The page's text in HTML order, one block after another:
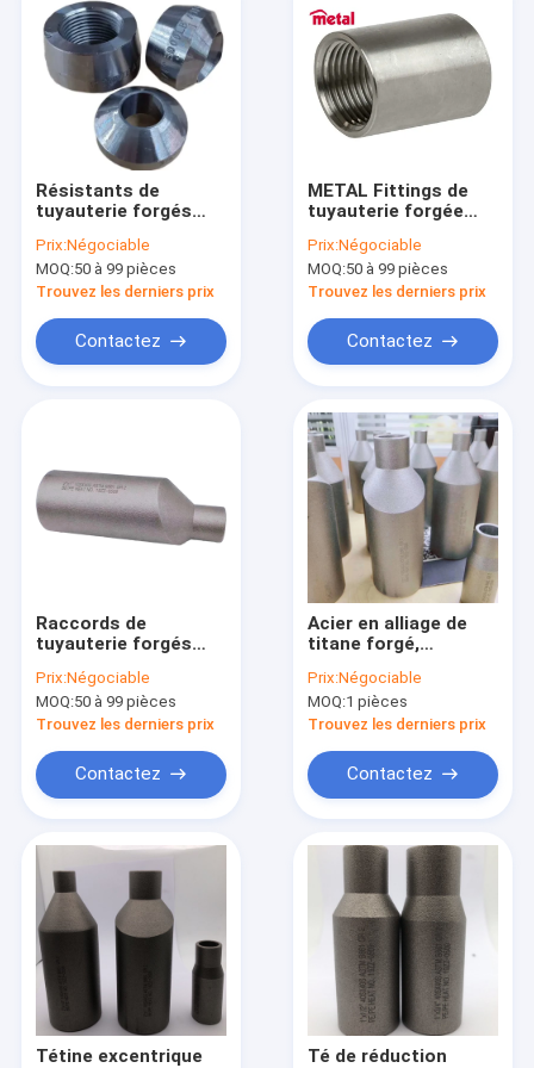
Au sujet de nous
Nouvelles
Demandez une citation
raccords bout à bout
acier inoxydable coude
acier inoxydable té
acier inoxydable réducteur
1/2/3/4/6 points
NPT1
Résistants de
tuyauterie forgés
SP-97 Olet avec
certification PED
Prix:Négociable
MOQ:50 à 99 pièces
Trouvez les derniers prix
Contactez
METAL Fittings de
tuyauterie forgée
durables pour
pipelines à haute
intégrité
Prix:Négociable
MOQ:50 à 99 pièces
Trouvez les derniers prix
Contactez
Raccords de
tuyauterie forgés
une efficacité de
débit optimale et une
stabilité mécanique
canalisation
complexes Nipples
de réduction
concentriques
Prix:Négociable
MOQ:50 à 99 pièces
Trouvez les derniers prix
Contactez
Acier en alliage de
titane forgé,
excentrique, téton
ASTM B861 GR2 MSS
SP95
Prix:Négociable
MOQ:1 pièces
Trouvez les derniers prix
Contactez
Tétine excentrique
Té de réduction